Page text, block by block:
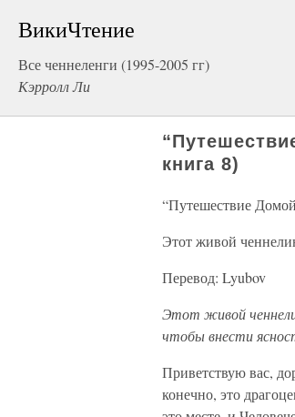
ВикиЧтение
Все ченнеленги (1995-2005 гг)
Кэрролл Ли
книга 8)
“Путешествие
Этот живой
Перевод: Lyubov
Этот живой
чтобы внести
Приветствую вас,
конечно, это